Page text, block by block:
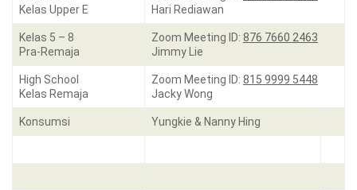
Kelas Upper E
Hari Rediawan
Kelas 5 – 8
Pra-Remaja
Zoom Meeting ID: 876 7660 2463
Jimmy Lie
High School
Kelas Remaja
Zoom Meeting ID: 815 9999 5448
Jacky Wong
Konsumsi Yungkie & Nanny Hing